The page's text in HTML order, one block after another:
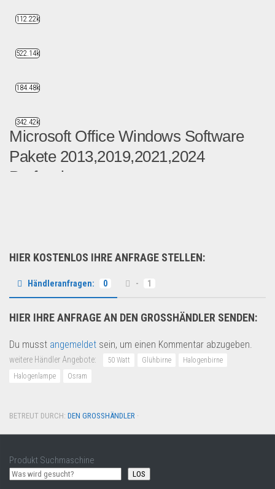
Microsoft Office Windows Software
Pakete 2013,2019,2021,2024
Professio...
HIER KOSTENLOS IHRE ANFRAGE STELLEN:
Händleranfragen: 0 - 1
HIER IHRE ANFRAGE AN DEN GROSSHÄNDLER SENDEN:
Du musst angemeldet sein, um einen Kommentar abzugeben.
weitere Händler Angebote: 50 Watt Glühbirne
Halogenbirne
Halogenlampe
Osram
BETREUT DURCH: DEN GROSSHÄNDLER ·
Produkt Suchmaschine
LOS
112.22k
522.14k
184.48k
342.42k